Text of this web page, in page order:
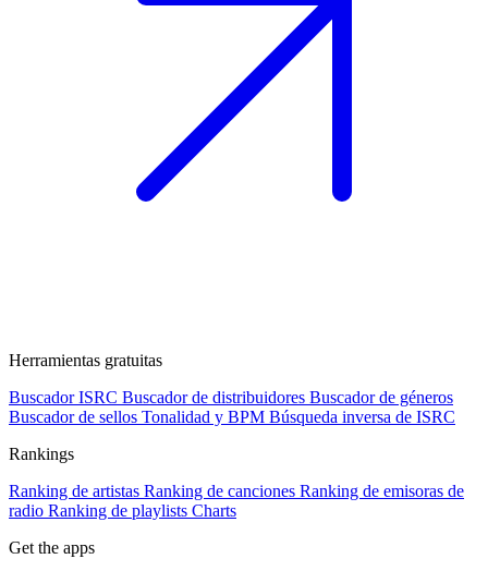
Herramientas gratuitas
Buscador ISRC Buscador de distribuidores Buscador de géneros
Buscador de sellos Tonalidad y BPM Búsqueda inversa de ISRC
Rankings
Ranking de artistas Ranking de canciones Ranking de emisoras de
radio Ranking de playlists Charts
Get the apps